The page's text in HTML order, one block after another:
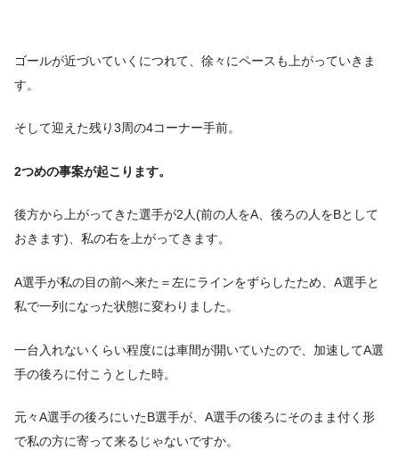
ゴールが近づいていくにつれて、徐々にペースも上がっていきま
す。
そして迎えた残り3周の4コーナー手前。
2つめの事案が起こります。
後方から上がってきた選手が2人(前の人をA、後ろの人をBとして
おきます)、私の右を上がってきます。
A選手が私の目の前へ来た＝左にラインをずらしたため、A選手と
私で一列になった状態に変わりました。
一台入れないくらい程度には車間が開いていたので、加速してA選
手の後ろに付こうとした時。
元々A選手の後ろにいたB選手が、A選手の後ろにそのまま付く形
で私の方に寄って来るじゃないですか。